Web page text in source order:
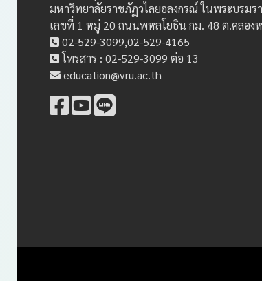
มหาวิทยาลัยราชภัฏวไลยอลงกรณ์ ในพระบรม
เลขที่ 1 หมู่ 20 ถนนพหลโยธิน กม. 48 ต.คลอง
02-529-3099,02-529-4165
โทรสาร : 02-529-3099 ต่อ 13
education@vru.ac.th